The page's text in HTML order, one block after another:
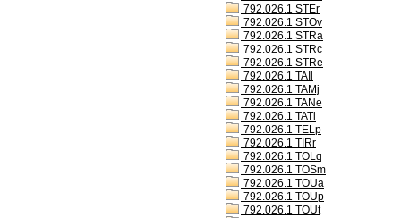
792.026.1 STEr
792.026.1 STOv
792.026.1 STRa
792.026.1 STRc
792.026.1 STRe
792.026.1 TAIl
792.026.1 TAMj
792.026.1 TANe
792.026.1 TATl
792.026.1 TELp
792.026.1 TIRr
792.026.1 TOLq
792.026.1 TOSm
792.026.1 TOUa
792.026.1 TOUp
792.026.1 TOUt